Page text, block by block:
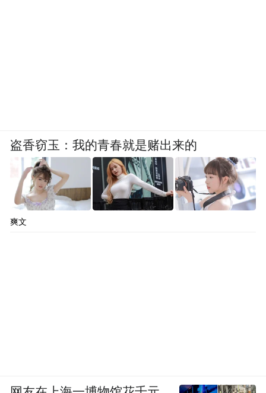
盗香窃玉：我的青春就是赌出来的
爽文